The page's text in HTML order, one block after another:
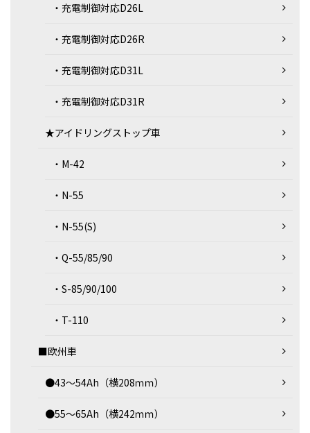
・充電制御対応D26L
・充電制御対応D26R
・充電制御対応D31L
・充電制御対応D31R
★アイドリングストップ車
・M-42
・N-55
・N-55(S)
・Q-55/85/90
・S-85/90/100
・T-110
■欧州車
●43～54Ah（横208ｍｍ）
●55～65Ah（横242ｍｍ）